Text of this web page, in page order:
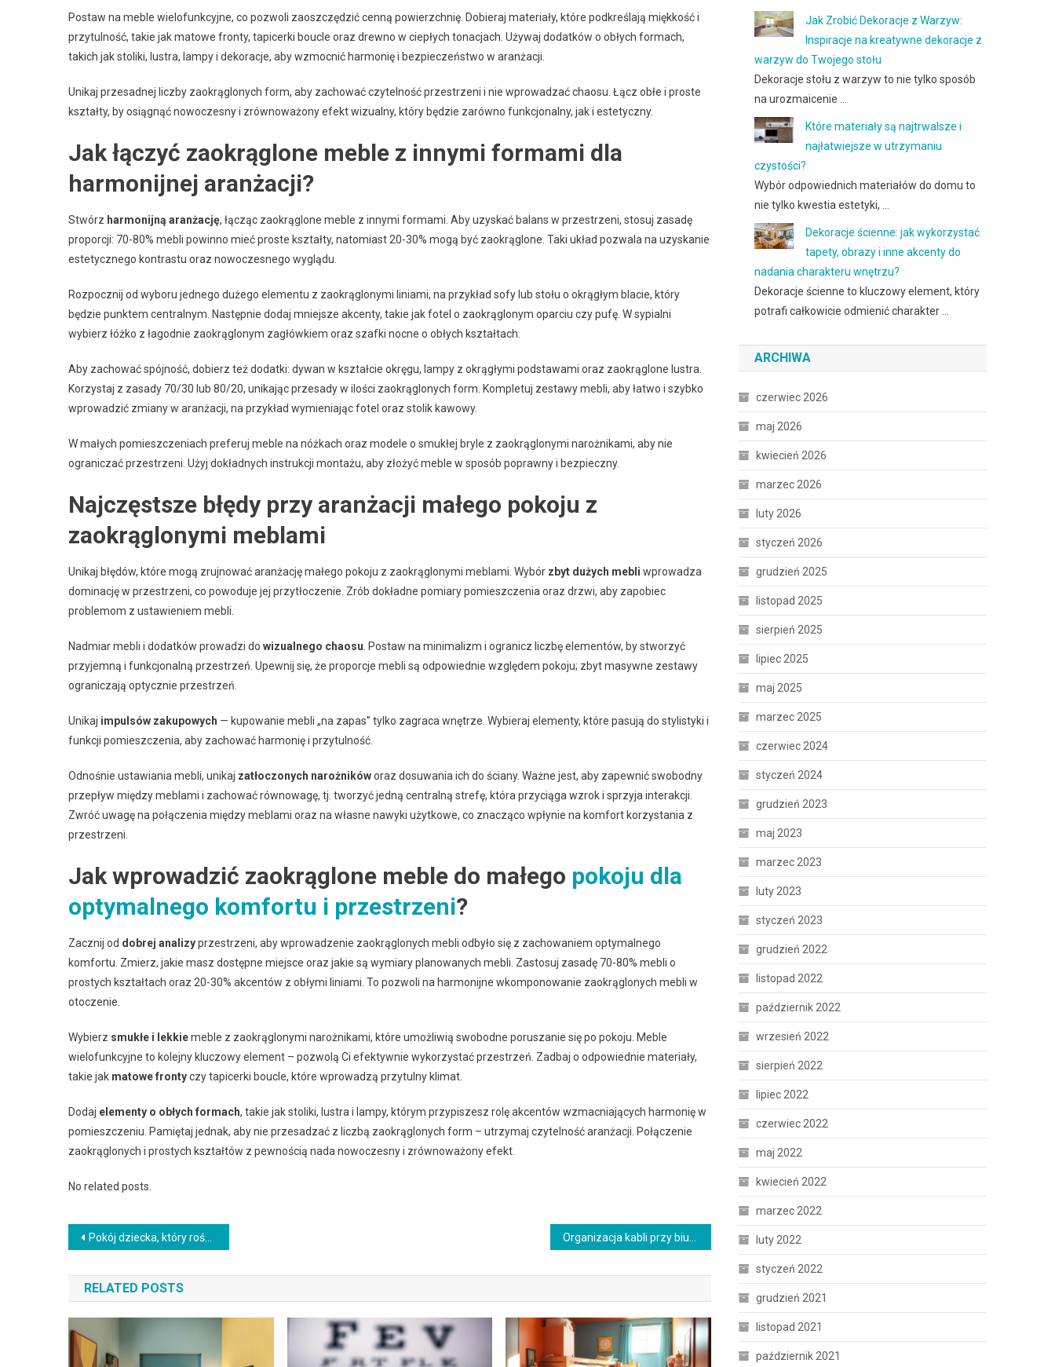
Postaw na meble wielofunkcyjne, co pozwoli zaoszczędzić cenną powierzchnię. Dobieraj materiały, które podkreślają miękkość i
przytulność, takie jak matowe fronty, tapicerki boucle oraz drewno w ciepłych tonacjach. Używaj dodatków o obłych formach,
takich jak stoliki, lustra, lampy i dekoracje, aby wzmocnić harmonię i bezpieczeństwo w aranżacji.
Unikaj przesadnej liczby zaokrąglonych form, aby zachować czytelność przestrzeni i nie wprowadzać chaosu. Łącz obłe i proste
kształty, by osiągnąć nowoczesny i zrównoważony efekt wizualny, który będzie zarówno funkcjonalny, jak i estetyczny.
Jak łączyć zaokrąglone meble z innymi formami dla
harmonijnej aranżacji?
Stwórz harmonijną aranżację, łącząc zaokrąglone meble z innymi formami. Aby uzyskać balans w przestrzeni, stosuj zasadę
proporcji: 70-80% mebli powinno mieć proste kształty, natomiast 20-30% mogą być zaokrąglone. Taki układ pozwala na uzyskanie
estetycznego kontrastu oraz nowoczesnego wyglądu.
Rozpocznij od wyboru jednego dużego elementu z zaokrąglonymi liniami, na przykład sofy lub stołu o okrągłym blacie, który
będzie punktem centralnym. Następnie dodaj mniejsze akcenty, takie jak fotel o zaokrąglonym oparciu czy pufę. W sypialni
wybierz łóżko z łagodnie zaokrąglonym zagłówkiem oraz szafki nocne o obłych kształtach.
Aby zachować spójność, dobierz też dodatki: dywan w kształcie okręgu, lampy z okrągłymi podstawami oraz zaokrąglone lustra.
Korzystaj z zasady 70/30 lub 80/20, unikając przesady w ilości zaokrąglonych form. Kompletuj zestawy mebli, aby łatwo i szybko
wprowadzić zmiany w aranżacji, na przykład wymieniając fotel oraz stolik kawowy.
W małych pomieszczeniach preferuj meble na nóżkach oraz modele o smukłej bryle z zaokrąglonymi narożnikami, aby nie
ograniczać przestrzeni. Użyj dokładnych instrukcji montażu, aby złożyć meble w sposób poprawny i bezpieczny.
Najczęstsze błędy przy aranżacji małego pokoju z
zaokrąglonymi meblami
Unikaj błędów, które mogą zrujnować aranżację małego pokoju z zaokrąglonymi meblami. Wybór zbyt dużych mebli wprowadza
dominację w przestrzeni, co powoduje jej przytłoczenie. Zrób dokładne pomiary pomieszczenia oraz drzwi, aby zapobiec
problemom z ustawieniem mebli.
Nadmiar mebli i dodatków prowadzi do wizualnego chaosu. Postaw na minimalizm i ogranicz liczbę elementów, by stworzyć
przyjemną i funkcjonalną przestrzeń. Upewnij się, że proporcje mebli są odpowiednie względem pokoju; zbyt masywne zestawy
ograniczają optycznie przestrzeń.
Unikaj impulsów zakupowych — kupowanie mebli „na zapas” tylko zagraca wnętrze. Wybieraj elementy, które pasują do stylistyki i
funkcji pomieszczenia, aby zachować harmonię i przytulność.
Odnośnie ustawiania mebli, unikaj zatłoczonych narożnikóworaz dosuwania ich do ściany. Ważne jest, aby zapewnić swobodny
przepływ między meblami i zachować równowagę, tj. tworzyć jedną centralną strefę, która przyciąga wzrok i sprzyja interakcji.
Zwróć uwagę na połączenia między meblami oraz na własne nawyki użytkowe, co znacząco wpłynie na komfort korzystania z
przestrzeni.
Jak wprowadzić zaokrąglone meble do małego pokoju dla
optymalnego komfortu i przestrzeni?
Zacznij od dobrej analizyprzestrzeni, aby wprowadzenie zaokrąglonych mebli odbyło się z zachowaniem optymalnego
komfortu. Zmierz, jakie masz dostępne miejsce oraz jakie są wymiary planowanych mebli. Zastosuj zasadę 70-80% mebli o
prostych kształtach oraz 20-30% akcentów z obłymi liniami. To pozwoli na harmonijne wkomponowanie zaokrąglonych mebli w
otoczenie.
Wybierz smukłe i lekkiemeble z zaokrąglonymi narożnikami, które umożliwią swobodne poruszanie się po pokoju. Meble
wielofunkcyjne to kolejny kluczowy element – pozwolą Ci efektywnie wykorzystać przestrzeń. Zadbaj o odpowiednie materiały,
takie jak matowe frontyczy tapicerki boucle, które wprowadzą przytulny klimat.
Dodaj elementy o obłych formach, takie jak stoliki, lustra i lampy, którym przypiszesz rolę akcentów wzmacniających harmonię w
pomieszczeniu. Pamiętaj jednak, aby nie przesadzać z liczbą zaokrąglonych form – utrzymaj czytelność aranżacji. Połączenie
zaokrąglonych i prostych kształtów z pewnością nada nowoczesny i zrównoważony efekt.
No related posts.
Nawigacja
wpisu
Pokój dziecka, który rośnie razem z nim – jak zaprojektować funkcjonalną i elastyczną przestrzeń na lata Organizacja kabli przy biurku dziecka: jak połączyć bezpieczeństwo z estetyką i porządkiem
RELATED POSTS
Jak Zrobić Dekoracje z Warzyw:
Inspiracje na kreatywne dekoracje z
warzyw do Twojego stołu
Dekoracje stołu z warzyw to nie tylko sposób
na urozmaicenie …
Które materiały są najtrwalsze i
najłatwiejsze w utrzymaniu
czystości?
Wybór odpowiednich materiałów do domu to
nie tylko kwestia estetyki, …
Dekoracje ścienne: jak wykorzystać
tapety, obrazy i inne akcenty do
nadania charakteru wnętrzu?
Dekoracje ścienne to kluczowy element, który
potrafi całkowicie odmienić charakter …
ARCHIWA
czerwiec 2026
maj 2026
kwiecień 2026
marzec 2026
luty 2026
styczeń 2026
grudzień 2025
listopad 2025
sierpień 2025
lipiec 2025
maj 2025
marzec 2025
czerwiec 2024
styczeń 2024
grudzień 2023
maj 2023
marzec 2023
luty 2023
styczeń 2023
grudzień 2022
listopad 2022
październik 2022
wrzesień 2022
sierpień 2022
lipiec 2022
czerwiec 2022
maj 2022
kwiecień 2022
marzec 2022
luty 2022
styczeń 2022
grudzień 2021
listopad 2021
październik 2021